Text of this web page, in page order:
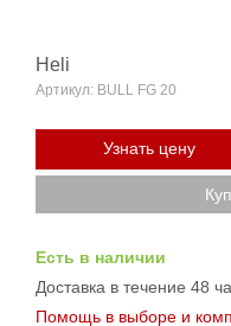
Heli
Артикул: BULL FG 20
Узнать цену
Есть в наличии
Доставка в течение 48
Помощь в выборе и